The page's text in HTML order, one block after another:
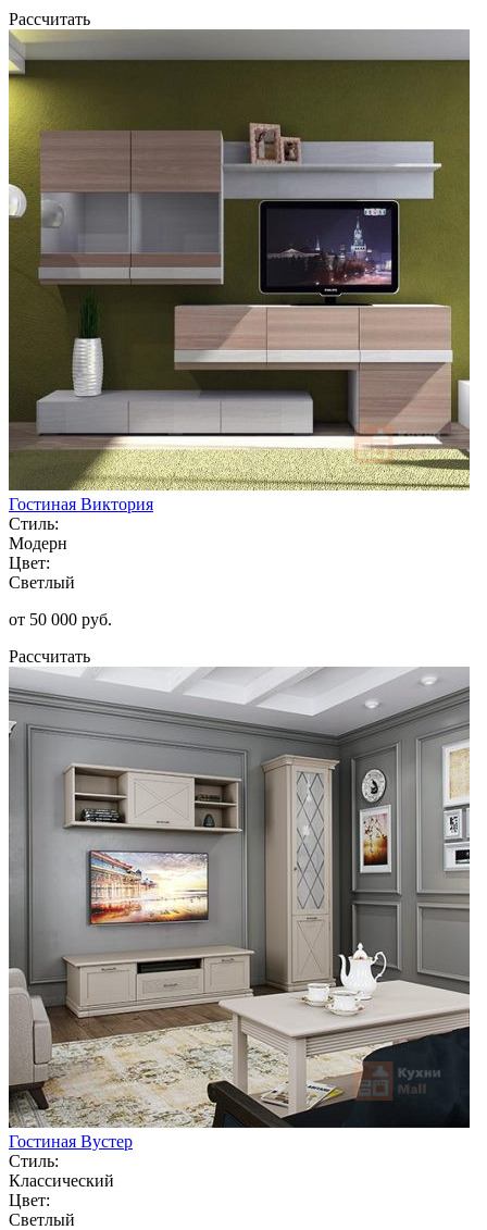
Рассчитать
Гостиная Виктория
Стиль:
Модерн
Цвет:
Светлый
от 50 000 руб.
Рассчитать
Гостиная Вустер
Стиль:
Классический
Цвет:
Светлый